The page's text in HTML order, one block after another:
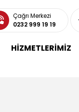
Çağrı Merkezi
0232 999 19 19
HİZMETLERİMİZ